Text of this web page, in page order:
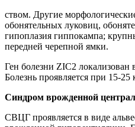
ством. Другие
обонятельных луковиц,
гипоплазия гиппокампа;
передней черепной ямки.
Ген болезни ZIC2 локализован
Болезнь проявляется при 15-
Синдром врожденной
СВЦГ проявляется в виде